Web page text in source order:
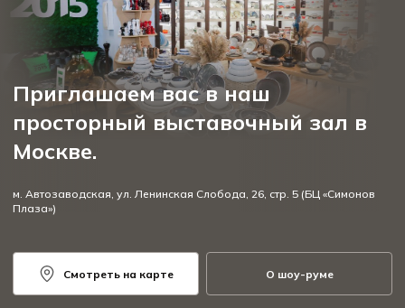
Приглашаем вас в наш
просторный выставочный зал в
Москве.
м. Автозаводская, ул. Ленинская Слобода, 26, стр. 5 (БЦ «Симонов
Плаза»)
Смотреть на карте О шоу-руме